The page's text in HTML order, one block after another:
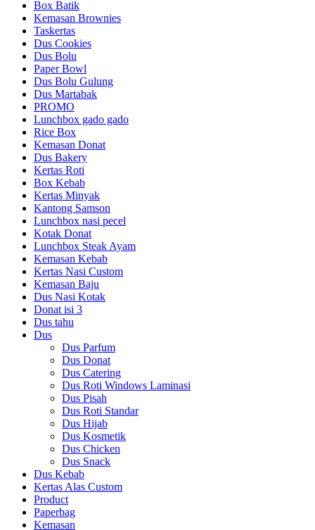
Box Batik
Kemasan Brownies
Taskertas
Dus Cookies
Dus Bolu
Paper Bowl
Dus Bolu Gulung
Dus Martabak
PROMO
Lunchbox gado gado
Rice Box
Kemasan Donat
Dus Bakery
Kertas Roti
Box Kebab
Kertas Minyak
Kantong Samson
Lunchbox nasi pecel
Kotak Donat
Lunchbox Steak Ayam
Kemasan Kebab
Kertas Nasi Custom
Kemasan Baju
Dus Nasi Kotak
Donat isi 3
Dus tahu
Dus
Dus Parfum
Dus Donat
Dus Catering
Dus Roti Windows Laminasi
Dus Pisah
Dus Roti Standar
Dus Hijab
Dus Kosmetik
Dus Chicken
Dus Snack
Dus Kebab
Kertas Alas Custom
Product
Paperbag
Kemasan